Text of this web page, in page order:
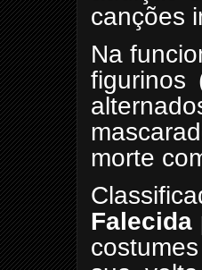
canções
Na
figurinos
morte
Falecida